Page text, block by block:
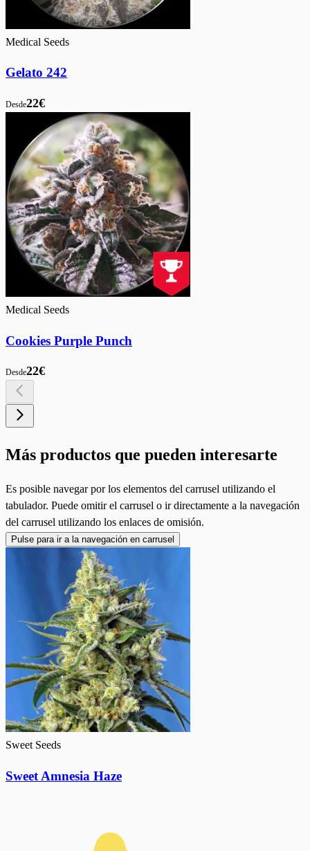
Medical Seeds
Gelato 242
Desde22€
Medical Seeds
Cookies Purple Punch
Desde22€
Más productos que pueden interesarte
Es posible navegar por los elementos del carrusel utilizando el
tabulador. Puede omitir el carrusel o ir directamente a la navegación
del carrusel utilizando los enlaces de omisión.
Pulse para ir a la navegación en carrusel
Sweet Seeds
Sweet Amnesia Haze